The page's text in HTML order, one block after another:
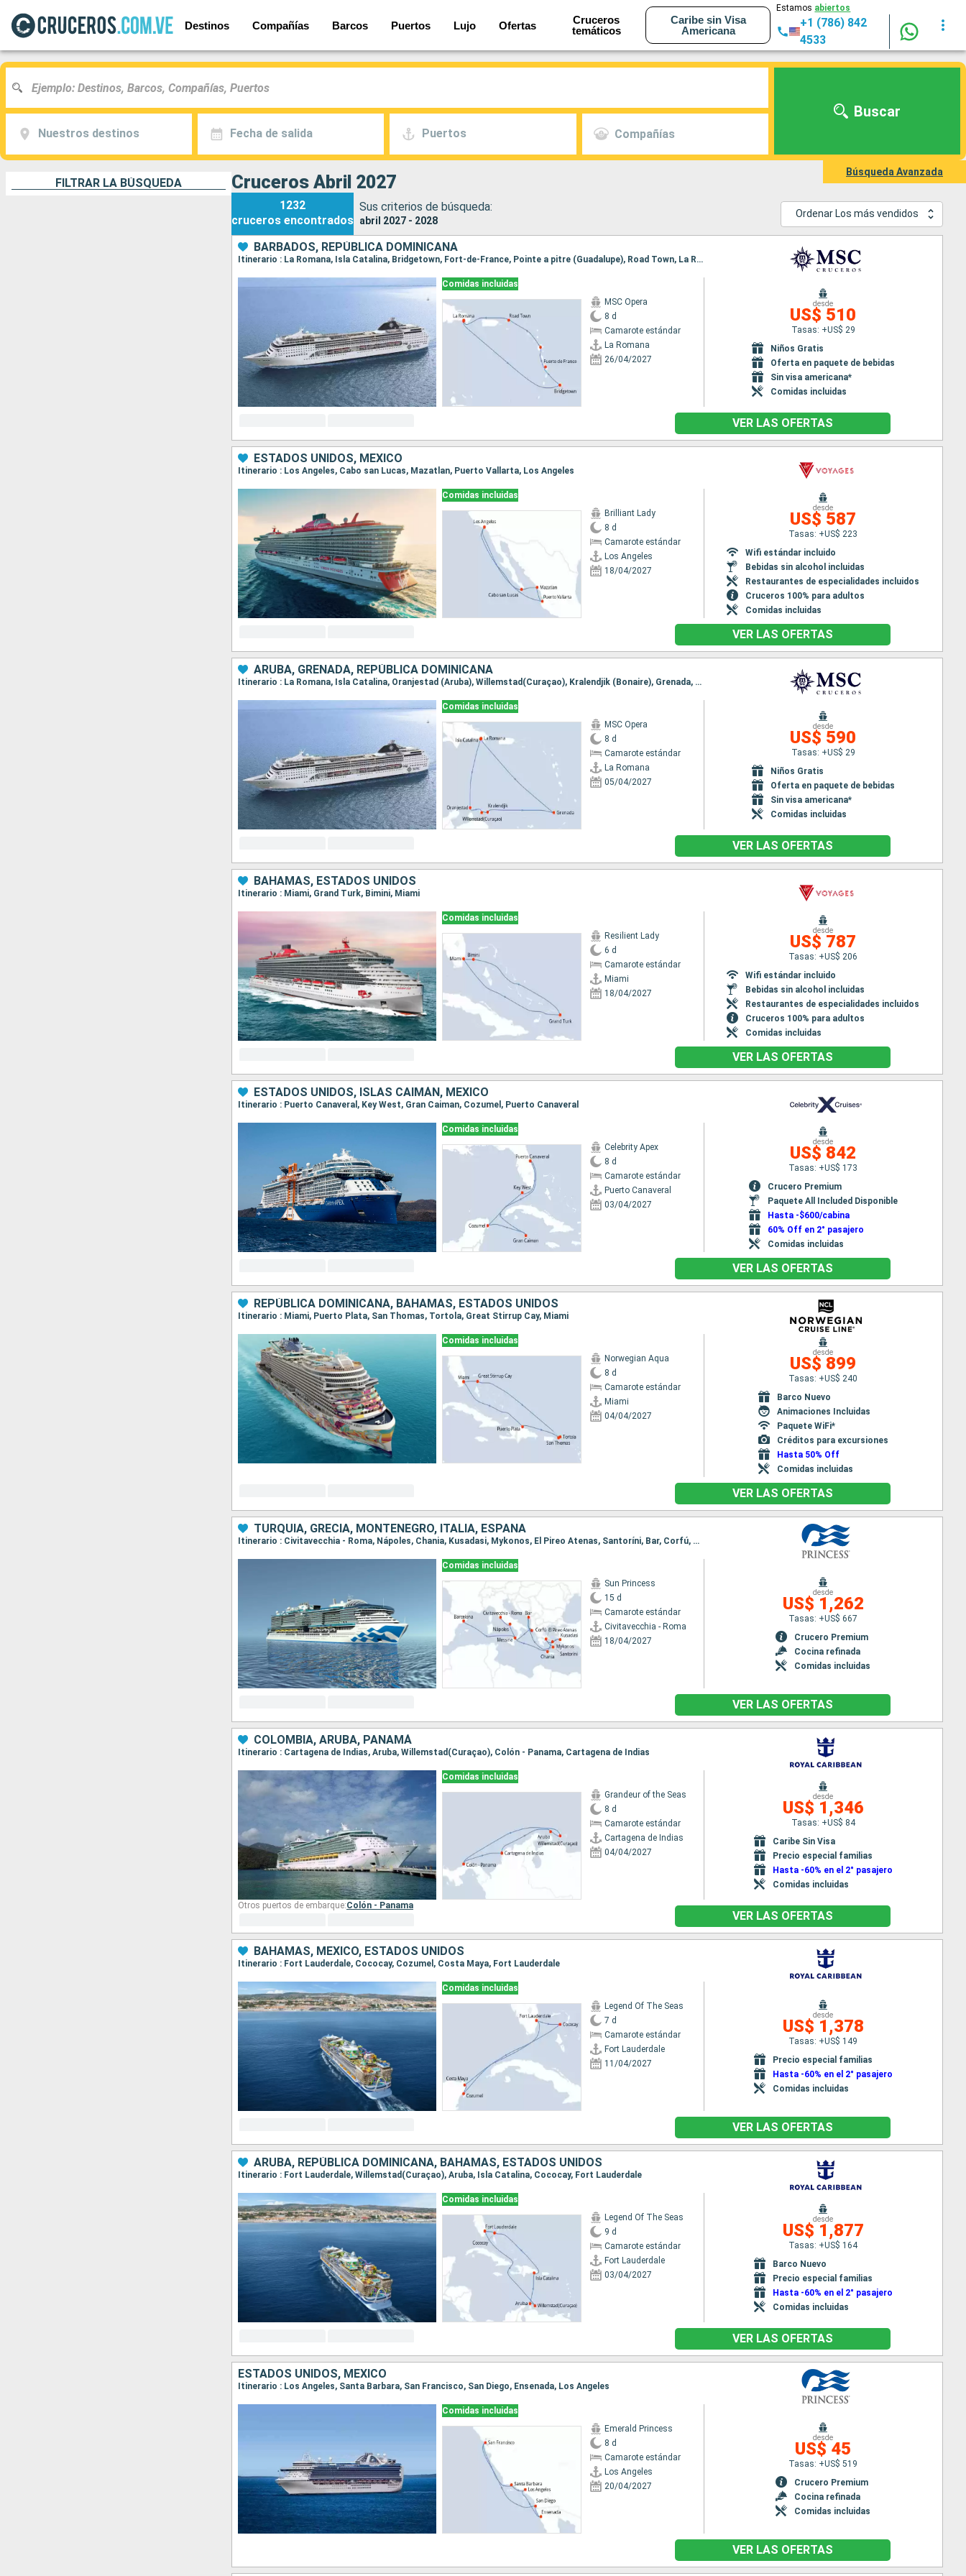
Destinos Compañías Barcos Puertos Lujo Ofertas
Cruceros
temáticos
Caribe sin Visa
Americana
Estamos abiertos
+1 (786) 842
4533
Nuestros destinos Fecha de salida Puertos Compañías
Buscar
Búsqueda Avanzada
FILTRAR LA BÚSQUEDA Cruceros Abril 2027
1232
cruceros encontrados
Sus criterios de búsqueda:
abril 2027 - 2028
Ordenar Los más vendidos
BARBADOS, REPÚBLICA DOMINICANA
Itinerario : La Romana, Isla Catalina, Bridgetown, Fort-de-France, Pointe a pitre (Guadalupe), Road Town, La Romana
Comidas incluidas
MSC Opera
8 d
Camarote estándar
La Romana
26/04/2027
desde
US$ 510
Tasas: +US$ 29
Niños Gratis
Oferta en paquete de bebidas
Sin visa americana*
Comidas incluidas
VER LAS OFERTAS
ESTADOS UNIDOS, MÉXICO
Itinerario : Los Angeles, Cabo san Lucas, Mazatlan, Puerto Vallarta, Los Angeles
Comidas incluidas
Brilliant Lady
8 d
Camarote estándar
Los Angeles
18/04/2027
desde
US$ 587
Tasas: +US$ 223
Wifi estándar incluido
Bebidas sin alcohol incluidas
Restaurantes de especialidades incluidos
Cruceros 100% para adultos
Comidas incluidas
VER LAS OFERTAS
ARUBA, GRENADA, REPÚBLICA DOMINICANA
Itinerario : La Romana, Isla Catalina, Oranjestad (Aruba), Willemstad(Curaçao), Kralendjik (Bonaire), Grenada, La Romana
Comidas incluidas
MSC Opera
8 d
Camarote estándar
La Romana
05/04/2027
desde
US$ 590
Tasas: +US$ 29
Niños Gratis
Oferta en paquete de bebidas
Sin visa americana*
Comidas incluidas
VER LAS OFERTAS
BAHAMAS, ESTADOS UNIDOS
Itinerario : Miami, Grand Turk, Bimini, Miami
Comidas incluidas
Resilient Lady
6 d
Camarote estándar
Miami
18/04/2027
desde
US$ 787
Tasas: +US$ 206
Wifi estándar incluido
Bebidas sin alcohol incluidas
Restaurantes de especialidades incluidos
Cruceros 100% para adultos
Comidas incluidas
VER LAS OFERTAS
ESTADOS UNIDOS, ISLAS CAIMÁN, MÉXICO
Itinerario : Puerto Canaveral, Key West, Gran Caiman, Cozumel, Puerto Canaveral
Comidas incluidas
Celebrity Apex
8 d
Camarote estándar
Puerto Canaveral
03/04/2027
desde
US$ 842
Tasas: +US$ 173
Crucero Premium
Paquete All Included Disponible
Hasta -$600/cabina
60% Off en 2° pasajero
Comidas incluidas
VER LAS OFERTAS
REPÚBLICA DOMINICANA, BAHAMAS, ESTADOS UNIDOS
Itinerario : Miami, Puerto Plata, San Thomas, Tortola, Great Stirrup Cay, Miami
Comidas incluidas
Norwegian Aqua
8 d
Camarote estándar
Miami
04/04/2027
desde
US$ 899
Tasas: +US$ 240
Barco Nuevo
Animaciones Incluidas
Paquete WiFi*
Créditos para excursiones
Hasta 50% Off
Comidas incluidas
VER LAS OFERTAS
TURQUÍA, GRECIA, MONTENEGRO, ITALIA, ESPAÑA
Itinerario : Civitavecchia - Roma, Nápoles, Chania, Kusadasi, Mykonos, El Pireo Atenas, Santoríni, Bar, Corfú, Messine, Barcelona
Comidas incluidas
Sun Princess
15 d
Camarote estándar
Civitavecchia - Roma
18/04/2027
desde
US$ 1,262
Tasas: +US$ 667
Crucero Premium
Cocina refinada
Comidas incluidas
VER LAS OFERTAS
COLOMBIA, ARUBA, PANAMÁ
Itinerario : Cartagena de Indias, Aruba, Willemstad(Curaçao), Colón - Panama, Cartagena de Indias
Comidas incluidas
Grandeur of the Seas
8 d
Camarote estándar
Cartagena de Indias
04/04/2027
desde
US$ 1,346
Tasas: +US$ 84
Caribe Sin Visa
Precio especial familias
Hasta -60% en el 2° pasajero
Comidas incluidas
Otros puertos de embarque:Colón - Panama
VER LAS OFERTAS
BAHAMAS, MÉXICO, ESTADOS UNIDOS
Itinerario : Fort Lauderdale, Cococay, Cozumel, Costa Maya, Fort Lauderdale
Comidas incluidas
Legend Of The Seas
7 d
Camarote estándar
Fort Lauderdale
11/04/2027
desde
US$ 1,378
Tasas: +US$ 149
Precio especial familias
Hasta -60% en el 2° pasajero
Comidas incluidas
VER LAS OFERTAS
ARUBA, REPÚBLICA DOMINICANA, BAHAMAS, ESTADOS UNIDOS
Itinerario : Fort Lauderdale, Willemstad(Curaçao), Aruba, Isla Catalina, Cococay, Fort Lauderdale
Comidas incluidas
Legend Of The Seas
9 d
Camarote estándar
Fort Lauderdale
03/04/2027
desde
US$ 1,877
Tasas: +US$ 164
Barco Nuevo
Precio especial familias
Hasta -60% en el 2° pasajero
Comidas incluidas
VER LAS OFERTAS
ESTADOS UNIDOS, MÉXICO
Itinerario : Los Angeles, Santa Barbara, San Francisco, San Diego, Ensenada, Los Angeles
Comidas incluidas
Emerald Princess
8 d
Camarote estándar
Los Angeles
20/04/2027
desde
US$ 45
Tasas: +US$ 519
Crucero Premium
Cocina refinada
Comidas incluidas
VER LAS OFERTAS